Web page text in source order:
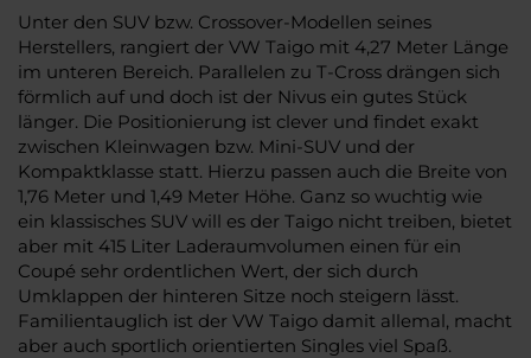
Unter den SUV bzw. Crossover-Modellen seines
Herstellers, rangiert der VW Taigo mit 4,27 Meter Länge
im unteren Bereich. Parallelen zu T-Cross drängen sich
förmlich auf und doch ist der Nivus ein gutes Stück
länger. Die Positionierung ist clever und findet exakt
zwischen Kleinwagen bzw. Mini-SUV und der
Kompaktklasse statt. Hierzu passen auch die Breite von
1,76 Meter und 1,49 Meter Höhe. Ganz so wuchtig wie
ein klassisches SUV will es der Taigo nicht treiben, bietet
aber mit 415 Liter Laderaumvolumen einen für ein
Coupé sehr ordentlichen Wert, der sich durch
Umklappen der hinteren Sitze noch steigern lässt.
Familientauglich ist der VW Taigo damit allemal, macht
aber auch sportlich orientierten Singles viel Spaß.